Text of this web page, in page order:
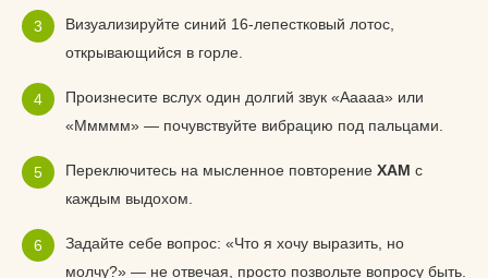
Визуализируйте синий 16-лепестковый лотос,
открывающийся в горле.
Произнесите вслух один долгий звук «Ааааа» или
«Ммммм» — почувствуйте вибрацию под пальцами.
Переключитесь на мысленное повторение ХАМ с
каждым выдохом.
Задайте себе вопрос: «Что я хочу выразить, но
молчу?» — не отвечая, просто позвольте вопросу быть.